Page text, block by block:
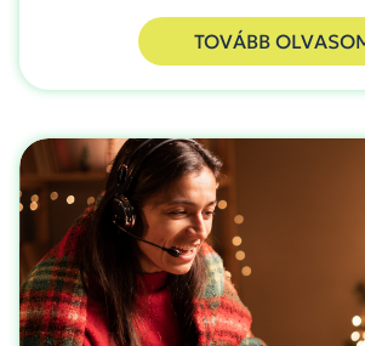
TOVÁBB